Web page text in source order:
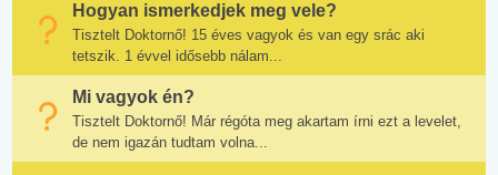
Hogyan ismerkedjek meg vele?
Tisztelt Doktornő! 15 éves vagyok és van egy srác aki
tetszik. 1 évvel idősebb nálam...
Mi vagyok én?
Tisztelt Doktornő! Már régóta meg akartam írni ezt a levelet,
de nem igazán tudtam volna...